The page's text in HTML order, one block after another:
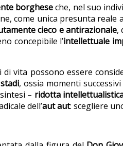
borgheseche, nel suo
come unica presunta
cieco e antirazionale,
concepibile l’intellettuale
vita possono essere
stadi, ossia momenti
– ridotta
dell’aut aut: scegliere